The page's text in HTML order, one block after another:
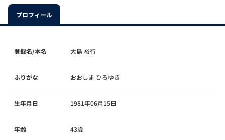
プロフィール
登録名/本名 大島 裕行
ふりがな おおしま ひろゆき
生年月日 1981年06月15日
年齢 43歳